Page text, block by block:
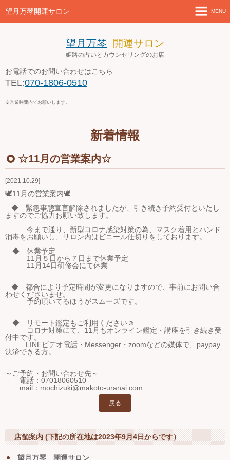
望月万琴開運サロン
望月万琴 開運サロン
姫路の占いとカウンセリングのお店
お電話でのお問い合わせはこちら
TEL:070-1806-0510
※営業時間内でお願いします。
MENU
店舗案内とアクセス
お問い合わせ
４月の営業案内
新着情報
2021.10.29
☆11月の営業案内☆
🕊11月の営業案内🕊
◆ 緊急事態宣言解除されましたが、引き続き予約受付といたし
ますのでご協力お願い致します。
今まで通り、新型コロナ感染対策の為、マスク着用とハンド
消毒をお願いし、サロン内はビニール仕切りをしております。
◆ 休業予定
11月５日から７日まで休業予定
11月14日研修会にて休業
◆ 都合により予定時間が変更になりますので、事前にお問い合
わせくださいませ。
予約頂いてるほうがスムーズです。
◆ リモート鑑定もご利用ください☺
コロナ対策にて、11月もオンライン鑑定・講座を引き続き受
付中です。
LINEビデオ電話・Messenger・zoomなどの媒体で、paypay
決済できる方。
～ご予約・お問い合わせ先～
電話：07018060510
mail：mochizuki@makoto-uranai.com
戻る
店舗案内 (下記の所在地は2023年9月4日からです）
望月万琴 開運サロン